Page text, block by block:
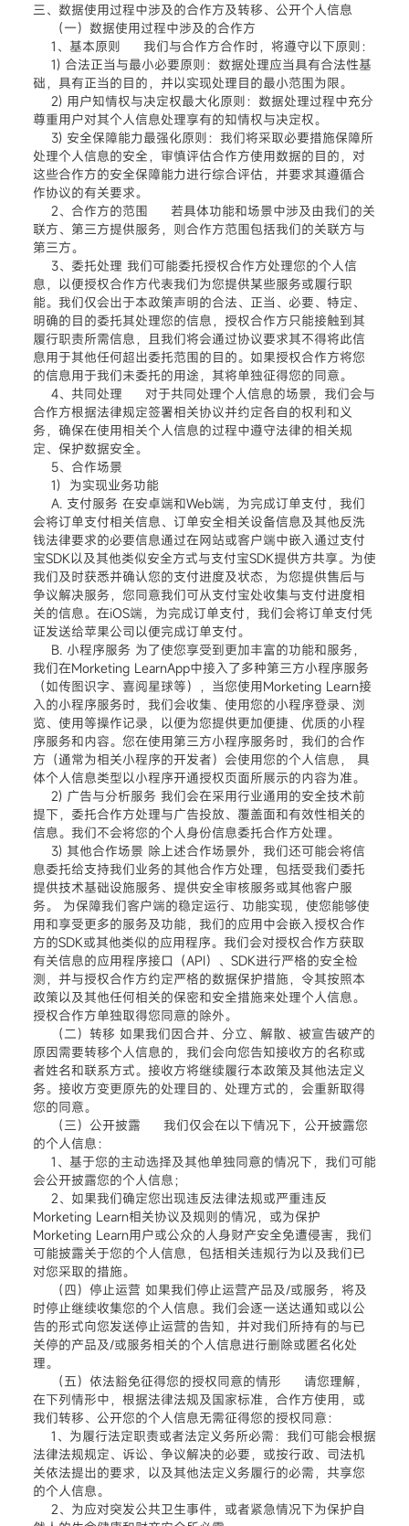
三、数据使用过程中涉及的合作方及转移、公开个人信息
（一）数据使用过程中涉及的合作方
1、基本原则 我们与合作方合作时，将遵守以下原则：
1) 合法正当与最小必要原则：数据处理应当具有合法性基
础，具有正当的目的，并以实现处理目的最小范围为限。
2) 用户知情权与决定权最大化原则：数据处理过程中充分
尊重用户对其个人信息处理享有的知情权与决定权。
3) 安全保障能力最强化原则：我们将采取必要措施保障所
处理个人信息的安全，审慎评估合作方使用数据的目的，对
这些合作方的安全保障能力进行综合评估，并要求其遵循合
作协议的有关要求。
2、合作方的范围 若具体功能和场景中涉及由我们的关
联方、第三方提供服务，则合作方范围包括我们的关联方与
第三方。
3、委托处理 我们可能委托授权合作方处理您的个人信
息，以便授权合作方代表我们为您提供某些服务或履行职
能。我们仅会出于本政策声明的合法、正当、必要、特定、
明确的目的委托其处理您的信息，授权合作方只能接触到其
履行职责所需信息，且我们将会通过协议要求其不得将此信
息用于其他任何超出委托范围的目的。如果授权合作方将您
的信息用于我们未委托的用途，其将单独征得您的同意。
4、共同处理 对于共同处理个人信息的场景，我们会与
合作方根据法律规定签署相关协议并约定各自的权利和义
务，确保在使用相关个人信息的过程中遵守法律的相关规
定、保护数据安全。
5、合作场景
1) 为实现业务功能
A. 支付服务 在安卓端和Web端，为完成订单支付，我们
会将订单支付相关信息、订单安全相关设备信息及其他反洗
钱法律要求的必要信息通过在网站或客户端中嵌入通过支付
宝SDK以及其他类似安全方式与支付宝SDK提供方共享。为使
我们及时获悉并确认您的支付进度及状态，为您提供售后与
争议解决服务，您同意我们可从支付宝处收集与支付进度相
关的信息。在iOS端，为完成订单支付，我们会将订单支付凭
证发送给苹果公司以便完成订单支付。
B. 小程序服务 为了使您享受到更加丰富的功能和服务，
我们在Morketing LearnApp中接入了多种第三方小程序服务
（如传图识字、喜阅星球等），当您使用Morketing Learn接
入的小程序服务时，我们会收集、使用您的小程序登录、浏
览、使用等操作记录，以便为您提供更加便捷、优质的小程
序服务和内容。您在使用第三方小程序服务时，我们的合作
方（通常为相关小程序的开发者）会使用您的个人信息， 具
体个人信息类型以小程序开通授权页面所展示的内容为准。
2) 广告与分析服务 我们会在采用行业通用的安全技术前
提下，委托合作方处理与广告投放、覆盖面和有效性相关的
信息。我们不会将您的个人身份信息委托合作方处理。
3) 其他合作场景 除上述合作场景外，我们还可能会将信
息委托给支持我们业务的其他合作方处理，包括受我们委托
提供技术基础设施服务、提供安全审核服务或其他客户服
务。 为保障我们客户端的稳定运行、功能实现，使您能够使
用和享受更多的服务及功能，我们的应用中会嵌入授权合作
方的SDK或其他类似的应用程序。我们会对授权合作方获取
有关信息的应用程序接口（API）、SDK进行严格的安全检
测，并与授权合作方约定严格的数据保护措施，令其按照本
政策以及其他任何相关的保密和安全措施来处理个人信息。
授权合作方单独取得您同意的除外。
（二）转移 如果我们因合并、分立、解散、被宣告破产的
原因需要转移个人信息的，我们会向您告知接收方的名称或
者姓名和联系方式。接收方将继续履行本政策及其他法定义
务。接收方变更原先的处理目的、处理方式的，会重新取得
您的同意。
（三）公开披露 我们仅会在以下情况下，公开披露您
的个人信息：
1、基于您的主动选择及其他单独同意的情况下，我们可能
会公开披露您的个人信息；
2、如果我们确定您出现违反法律法规或严重违反
Morketing Learn相关协议及规则的情况，或为保护
Morketing Learn用户或公众的人身财产安全免遭侵害，我们
可能披露关于您的个人信息，包括相关违规行为以及我们已
对您采取的措施。
（四）停止运营 如果我们停止运营产品及/或服务，将及
时停止继续收集您的个人信息。我们会逐一送达通知或以公
告的形式向您发送停止运营的告知，并对我们所持有的与已
关停的产品及/或服务相关的个人信息进行删除或匿名化处
理。
（五）依法豁免征得您的授权同意的情形 请您理解，
在下列情形中，根据法律法规及国家标准，合作方使用，或
我们转移、公开您的个人信息无需征得您的授权同意：
1、为履行法定职责或者法定义务所必需：我们可能会根据
法律法规规定、诉讼、争议解决的必要，或按行政、司法机
关依法提出的要求，以及其他法定义务履行的必需，共享您
的个人信息。
2、为应对突发公共卫生事件，或者紧急情况下为保护自